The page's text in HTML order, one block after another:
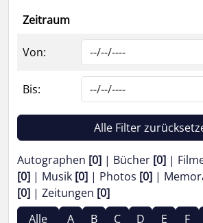
Zeitraum
Von:
Bis:
Alle Filter
Autographen [0] Bücher [0]
[0]
Musik [0] Photos [0]
[0]
Zeitungen [0]
Alle
A B C D E F